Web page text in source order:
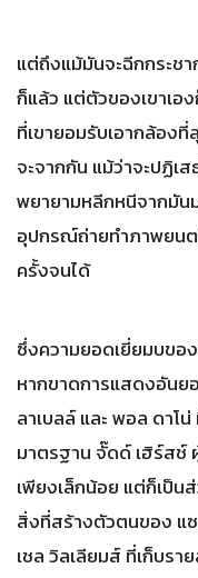
แต่ถึงแม้มันจะฉีกกระช
ก็แล้ว แต่ตัวของเขาเอ
ที่เขายอมรับเอากล้อง
จะจากกัน แม้ว่าจะปฏิเ
พยายามหลีกหนีจากมัน
อุปกรณ์ถ่ายทำภาพยนต
ครั้งจนได้
ซึ่งความยอดเยี่ยมบของ
หากขาดการแสดงอันย
ลาเบลล์ และ พอล ดาโ
มาตรฐาน จั๊ดด์ เฮิร์ส
เพียงเล็กน้อย แต่ก็เป็
สิ่งที่สร้างตัวตนของ แซ
เชล วิลเลียมส์ ที่เก็บร